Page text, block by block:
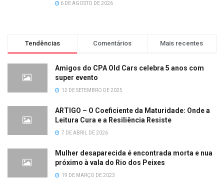
6 DE AGOSTO DE 2026
Tendências Comentários Mais recentes
Amigos do CPA Old Cars celebra 5 anos com
super evento
12 DE SETEMBRO DE 2025
ARTIGO – O Coeficiente da Maturidade: Onde a
Leitura Cura e a Resiliência Resiste
7 DE ABRIL DE 2026
Mulher desaparecida é encontrada morta e nua
próximo à vala do Rio dos Peixes
19 DE MARÇO DE 2023